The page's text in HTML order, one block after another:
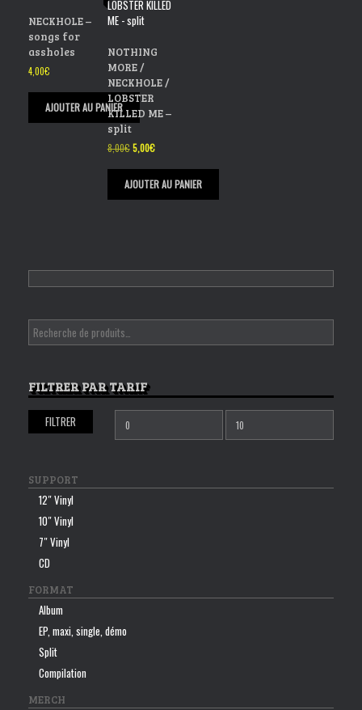
NECKHOLE –
songs for
assholes
4,00€
AJOUTER AU PANIER
NOTHING
MORE /
NECKHOLE /
LOBSTER
KILLED ME –
split
8,00€ Le
initial
était :
8,00€.
5,00€Le
actuel
est :
5,00€.
AJOUTER AU PANIER
FILTRER PAR TARIF
Prix
min
Prix
max
FILTRER
SUPPORT
12″ Vinyl
10″ Vinyl
7″ Vinyl
CD
FORMAT
Album
EP, maxi, single, démo
Split
Compilation
MERCH